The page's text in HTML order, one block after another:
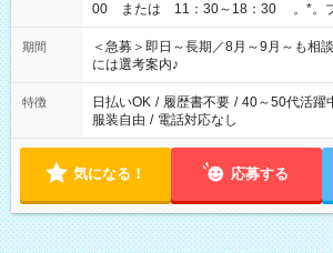
00 または 11：30～18：30 。*。ブランクOK！。*。 例え
ば前職が、 在宅/財団法人/事務/コール
スタッフ スイーツ販売/ホテルフロント
業界から入社して活躍されています♪
期間
＜急募＞即日～長期／8月～9月～も相
には選考案内♪
特徴 日払いOK / 履歴書不要 / 40～50代活躍
服装自由 / 電話対応なし
気になる！ 応募する